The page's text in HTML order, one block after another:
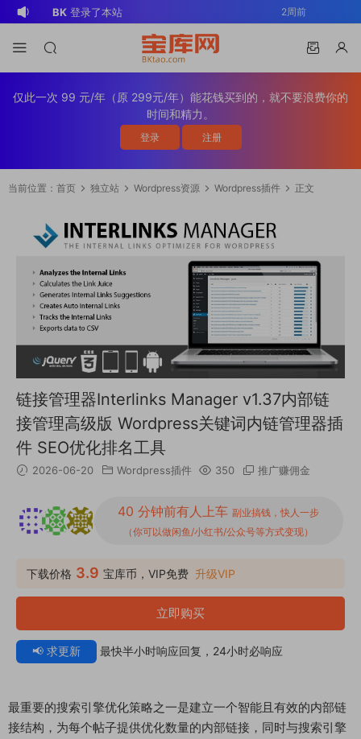
BK 登录了本站 2周前
登录了本站
下载了资源WP Mail SMTP
Pro v4.5.0 / v4.2.0 Wordpress邮件插
下载了资源Elementor Pro
v4.1.2/v4.1.1/v4.0.4 /v4.0.1 /v3.33.2
v3.29.2 / v3.29.1 / v3.29.0 / v3.28.x
插件wordpress主题模板编辑神器页面生
公司主题模板外贸跨境电商模板编辑工具
下载了资源 Elementor Pro
/v3.32.1/ v3.31.0 / v3.30.1/ v3.30.0 /
/3.27.x /3.26.3 强大先进的网站构建器
成器插件 wp响应式主题模板编辑生成器
公司主题模板外贸跨境电商模板编辑工具
v4.1.2/v4.1.1/v4.0.4 /v4.0.1 /v3.33.2
v3.29.2 / v3.29.1 / v3.29.0 / v3.28.x
插件wordpress主题模板编辑神器页面生
成器插件 wp响应式主题模板编辑生成器
公司主题模板外贸跨境电商模板编辑工具
s******* 登录了本站
Custom Fields Pro v6.7.0.2 / v6.5.1 /
/v6.3.12 高级自定义字段专业版
Wordpress插件ACF PRO
v******* 登录了本站
仅此一次 99 元/年（原 299元/年）能花钱买到的，就不要浪费你的
时间和精力。
登录 注册
当前位置： 首页 独立站 Wordpress资源 Wordpress插件 正文
链接管理器Interlinks Manager v1.37内部链
接管理高级版 Wordpress关键词内链管理器插
件 SEO优化排名工具
2026-06-20 Wordpress插件 350 推广赚佣金
40 分钟前有人上车副业搞钱，快人一步
（你可以做闲鱼/小红书/公众号等方式变现）
下载价格 3.9 宝库币，VIP免费 升级VIP
立即购买
📢 求更新 最快半小时响应回复，24小时必响应
最重要的搜索引擎优化策略之一是建立一个智能且有效的内部链
接结构，为每个帖子提供优化数量的内部链接，同时与搜索引擎